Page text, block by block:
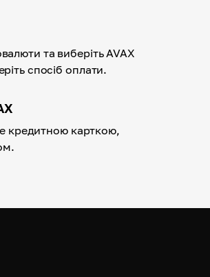
та виберіть AVAX
спосіб оплати.
кредитною карткою,